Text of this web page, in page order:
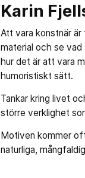
Karin
Att vara konstnär
material och se
hur det är att vara
humoristiskt sätt.
Tankar kring livet
större verklighet
Motiven kommer
naturliga,